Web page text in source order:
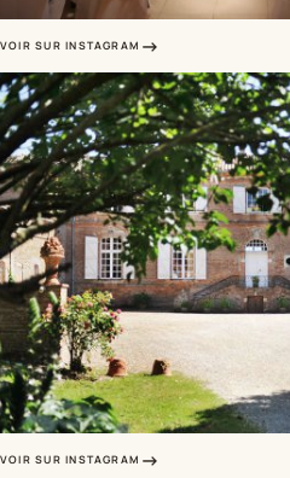
VOIR SUR INSTAGRAM
VOIR SUR INSTAGRAM